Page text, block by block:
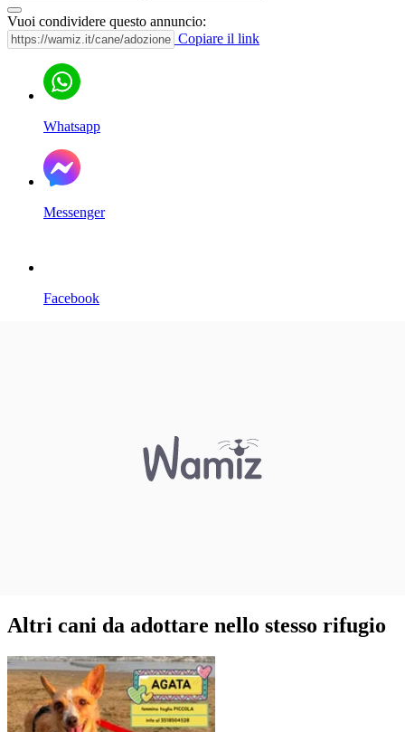
Vuoi condividere questo annuncio:
Copiare il link
Whatsapp
Messenger
Facebook
Altri cani da adottare nello stesso rifugio